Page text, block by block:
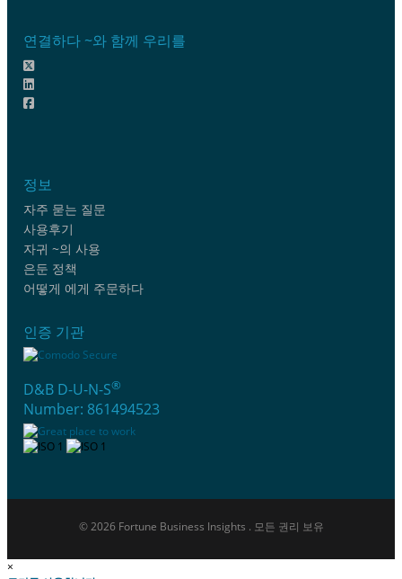
연결하다 ~와 함께 우리를
정보
자주 묻는 질문
사용후기
자귀 ~의 사용
은둔 정책
어떻게 에게 주문하다
인증 기관
D&B D-U-N-S®
Number: 861494523
© 2026 Fortune Business Insights . 모든 권리 보유
×